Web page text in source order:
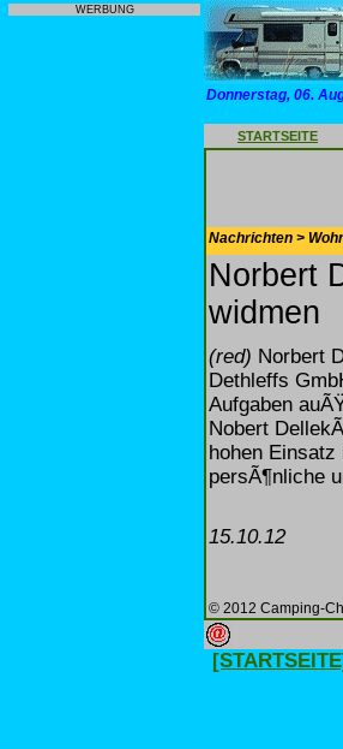
WERBUNG
Donnerstag, 06.
STARTSEITE
Nachrichten >
Norbert
widmen
(red) Norbert
Dethleffs
Aufgaben
Nobert
hohen
persÃ¶nliche
15.10.12
© 2012 Camping-